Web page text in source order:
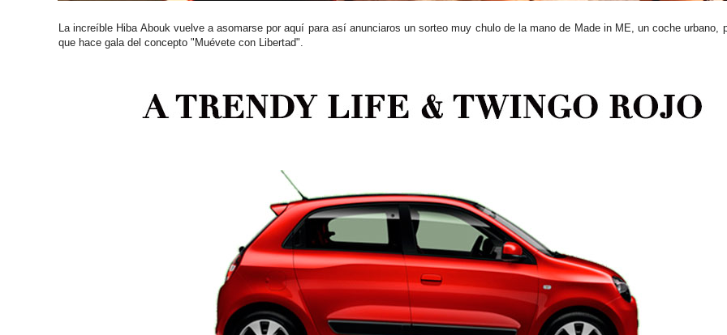
La increíble Hiba Abouk vuelve a asomarse por aquí para así anunciaros un sorteo muy chulo de la mano de Made in ME, un coche urbano,
que hace gala del concepto "Muévete con Libertad".